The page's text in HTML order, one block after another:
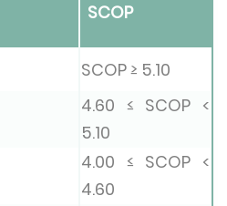
SCOP
SCOP ≥ 5.10
4.60 ≤ SCOP <
5.10
4.00 ≤ SCOP <
4.60